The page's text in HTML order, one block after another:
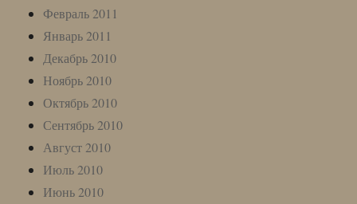
Февраль 2011
Январь 2011
Декабрь 2010
Ноябрь 2010
Октябрь 2010
Сентябрь 2010
Август 2010
Июль 2010
Июнь 2010